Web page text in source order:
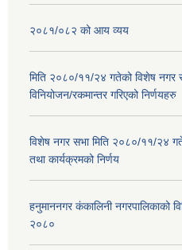
२०८१/०८२ को आय व्यय
मिति २०८०/११/२४ गतेको विशेष नगर
विनियोजन/रकमान्तर गरिएको निर्णयहरु
विशेष नगर सभा मिति २०८०/११/२४
तथा कार्यक्रमको निर्णय
हनुमाननगर कंकालिनी नगरपालिकाको
२०८०